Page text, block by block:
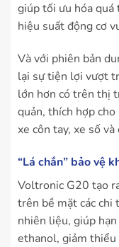
giúp tối ưu hóa
hiệu suất động cơ
Và với phiên bản
lại sự tiện lợi vượt
lớn hơn có trên thị
quản, thích hợp
xe côn tay, xe số và
“Lá chắn” bảo vệ
Voltronic G20 tạo
trên bề mặt các chi
nhiên liệu, giúp
ethanol, giảm thiểu